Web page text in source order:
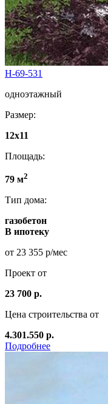
Н-69-531
одноэтажный
Размер:
12х11
Площадь:
79 м2
Тип дома:
газобетон
В ипотеку
от 23 355 р/мес
Проект от
23 700 р.
Цена строительства от
4.301.550 р.
Подробнее